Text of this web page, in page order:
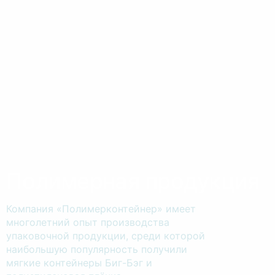
ХЗПК осуществляет полный цикл
производства продукции, от начального
сырьевого вида до готовых товаров
высокого качества. Как завод-
производитель, мы можем изготовить
Компания «Полимерконтейнер» имеет
многолетний опыт производства
упаковочной продукции, среди которой
наибольшую популярность получили
мягкие контейнеры Биг-Бэг и